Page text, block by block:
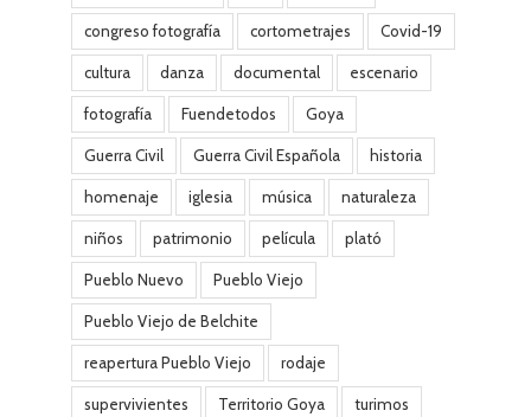
congreso fotografía cortometrajes Covid-19
cultura danza documental escenario
fotografía Fuendetodos Goya
Guerra Civil Guerra Civil Española historia
homenaje iglesia música naturaleza
niños patrimonio película plató
Pueblo Nuevo Pueblo Viejo
Pueblo Viejo de Belchite
reapertura Pueblo Viejo rodaje
supervivientes Territorio Goya turimos